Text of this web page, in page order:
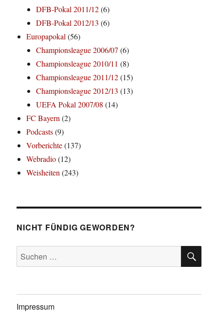
DFB-Pokal 2011/12(6)
DFB-Pokal 2012/13 (6)
Europapokal(56)
Championsleague 2006/07 (6)
Championsleague 2010/11 (8)
Championsleague 2011/12(15)
Championsleague 2012/13 (13)
UEFA Pokal 2007/08 (14)
FC Bayern(2)
Podcasts(9)
Vorberichte(137)
Webradio(12)
Weisheiten(243)
NICHT FÜNDIG GEWORDEN?
Suchen
nach:
Impressum